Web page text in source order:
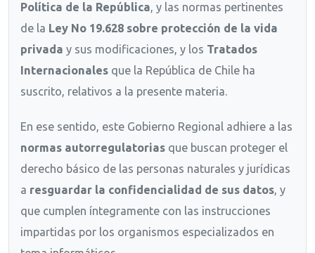
Política de la República, y las normas pertinentes
de la Ley No 19.628 sobre protección de la vida
privada y sus modificaciones, y los Tratados
Internacionales que la República de Chile ha
suscrito, relativos a la presente materia.
En ese sentido, este Gobierno Regional adhiere a las
normas autorregulatorias que buscan proteger el
derecho básico de las personas naturales y jurídicas
a resguardar la confidencialidad de sus datos, y
que cumplen íntegramente con las instrucciones
impartidas por los organismos especializados en